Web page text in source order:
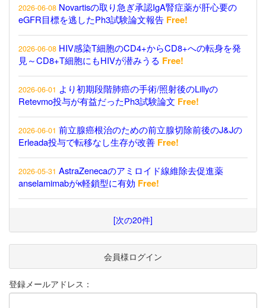
2026-06-08 Novartisの取り急ぎ承認IgA腎症薬が肝心要の
eGFR目標を逃したPh3試験論文報告 Free!
2026-06-08 HIV感染T細胞のCD4+からCD8+への転身を発
見～CD8+T細胞にもHIVが潜みうる Free!
2026-06-01 より初期段階肺癌の手術/照射後のLillyの
Retevmo投与が有益だったPh3試験論文 Free!
2026-06-01 前立腺癌根治のための前立腺切除前後のJ&Jの
Erleada投与で転移なし生存が改善 Free!
2026-05-31 AstraZenecaのアミロイド線維除去促進薬
anselamimabがκ軽鎖型に有効 Free!
[次の20件]
会員様ログイン
登録メールアドレス：